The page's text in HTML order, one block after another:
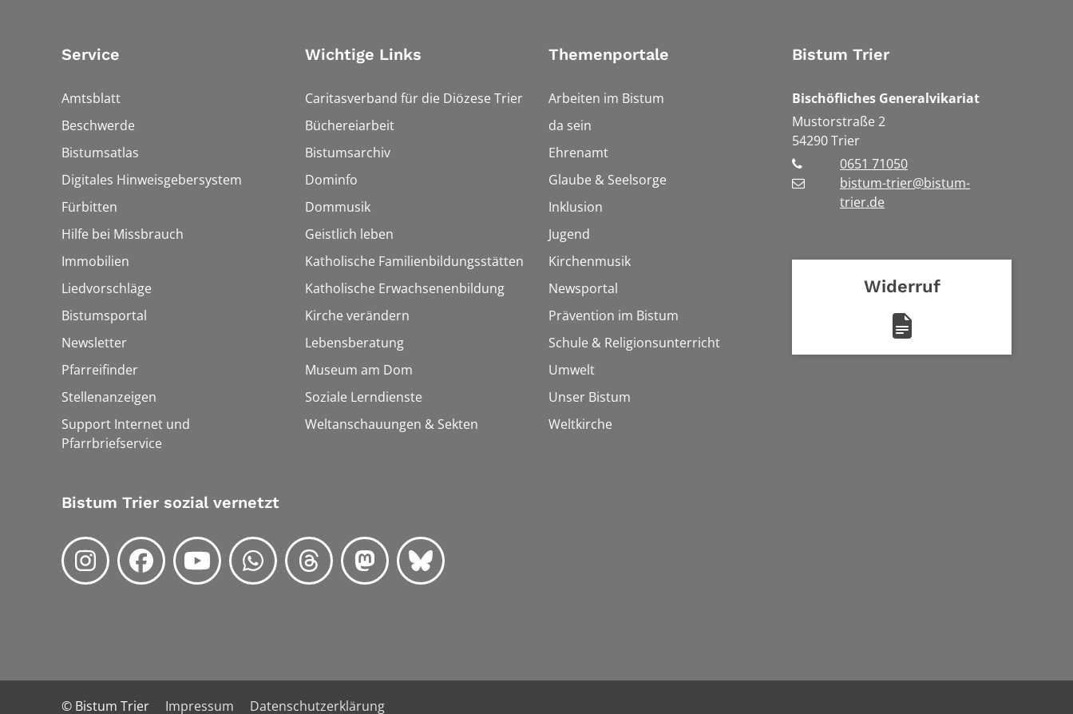
Service
Amtsblatt
Beschwerde
Bistumsatlas
Digitales Hinweisgebersystem
Fürbitten
Hilfe bei Missbrauch
Immobilien
Liedvorschläge
Bistumsportal
Newsletter
Pfarreifinder
Stellenanzeigen
Support Internet und
Pfarrbriefservice
Wichtige Links
Caritasverband für die Diözese Trier
Büchereiarbeit
Bistumsarchiv
Dominfo
Dommusik
Geistlich leben
Katholische Familienbildungsstätten
Katholische Erwachsenenbildung
Kirche verändern
Lebensberatung
Museum am Dom
Soziale Lerndienste
Weltanschauungen & Sekten
Themenportale
Arbeiten im Bistum
da sein
Ehrenamt
Glaube & Seelsorge
Inklusion
Jugend
Kirchenmusik
Newsportal
Prävention im Bistum
Schule & Religionsunterricht
Umwelt
Unser Bistum
Weltkirche
Bistum Trier
Bischöfliches Generalvikariat
Mustorstraße 2
54290Trier
0651 71050
bistum-trier@bistum-
trier.de
Widerruf
Bistum Trier sozial vernetzt
© Bistum Trier Impressum Datenschutzerklärung